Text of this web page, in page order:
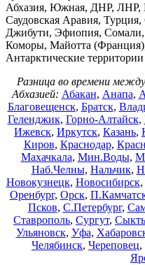
Абхазия, Южная, ДНР, ЛНР,
Саудовская Аравия,
Джибути, Эфиопия, Сомали,
Коморы, Майотта
Антарктические
Разница во времени
Абхазией: Абакан, Анапа,
Благовещенск, Братск,
Геленджик, Горно-Алтайск,
Ижевск, Иркутск, Казань,
Киров, Краснодар,
Махачкала, Мин.Воды,
Наб.Челны, Нальчик,
Новокузнецк, Новосибирск,
Оренбург, Орск,
Псков, С.Петербург,
Ставрополь, Сургут,
Ульяновск, Уфа,
Челябинск, Череповец,